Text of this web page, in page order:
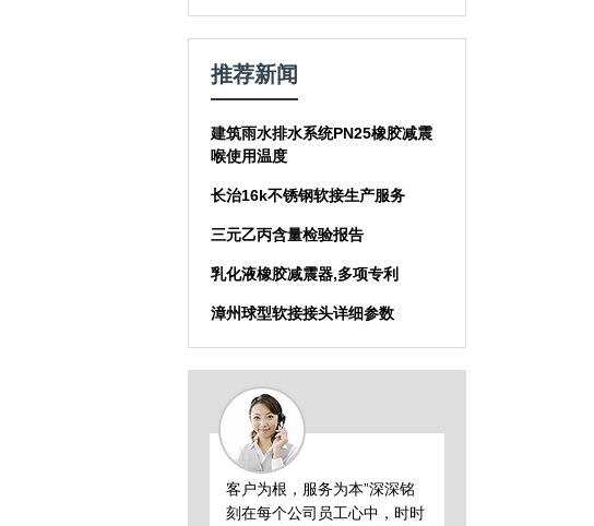
推荐新闻
建筑雨水排水系统PN25橡胶减震
喉使用温度
长治16k不锈钢软接生产服务
三元乙丙含量检验报告
乳化液橡胶减震器,多项专利
漳州球型软接接头详细参数
客户为根，服务为本”深深铭
刻在每个公司员工心中，时时